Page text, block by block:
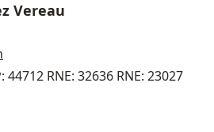
Vereau
RNE: 32636 RNE: 23027